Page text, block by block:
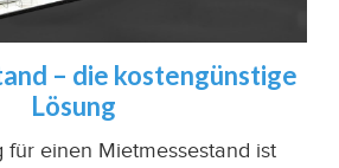
– die kostengünstige
Lösung
für einen Mietmessestand ist